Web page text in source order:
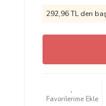
292,96 TL den